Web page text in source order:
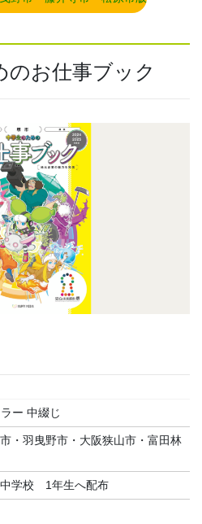
のお仕事ブック
ー 中綴じ
・羽曳野市・大阪狭山市・富田林
中学校 1年生へ配布